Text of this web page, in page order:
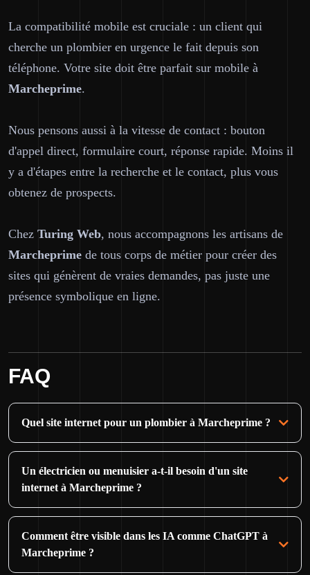
La compatibilité mobile est cruciale : un client qui
cherche un plombier en urgence le fait depuis son
téléphone. Votre site doit être parfait sur mobile à
Marcheprime.
Nous pensons aussi à la vitesse de contact : bouton
d'appel direct, formulaire court, réponse rapide. Moins il
y a d'étapes entre la recherche et le contact, plus vous
obtenez de prospects.
Chez Turing Web, nous accompagnons les artisans de
Marcheprime de tous corps de métier pour créer des
sites qui génèrent de vraies demandes, pas juste une
présence symbolique en ligne.
FAQ
Quel site internet pour un plombier à Marcheprime ?
Un électricien ou menuisier a-t-il besoin d'un site
internet à Marcheprime ?
Comment être visible dans les IA comme ChatGPT à
Marcheprime ?